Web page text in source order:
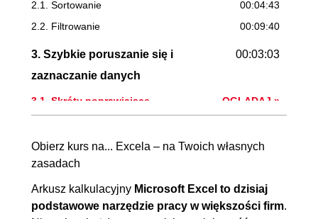
2.1. Sortowanie
00:04:43
2.2. Filtrowanie
00:09:40
3. Szybkie poruszanie się i
zaznaczanie danych
00:03:03
3.1. Skróty poprawiające
OGLĄDAJ »
4. Konstrukcja formuł 00:03:10
formuła?
Obierz kurs na... Excela – na Twoich własnych
zasadach
Arkusz kalkulacyjny Microsoft Excel to dzisiaj
podstawowe narzędzie pracy w większości firm.